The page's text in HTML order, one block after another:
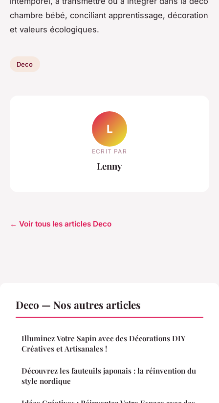
chambre bébé, conciliant apprentissage, décoration
et valeurs écologiques.
Deco
L
ECRIT PAR
Lenny
← Voir tous les articles Deco
Deco — Nos autres articles
Illuminez Votre Sapin avec des Décorations DIY
Créatives et Artisanales !
Découvrez les fauteuils japonais : la réinvention du
style nordique